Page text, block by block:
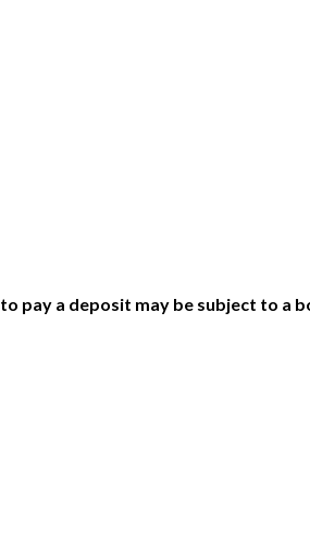
pay a deposit may be subject to a